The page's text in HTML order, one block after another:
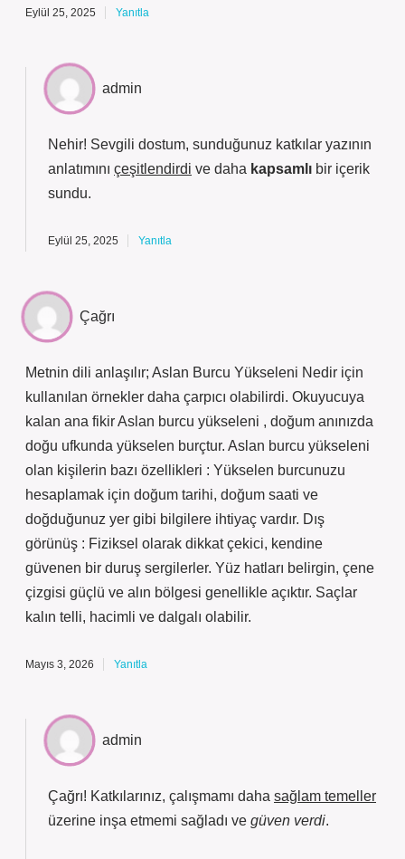
Eylül 25, 2025 Yanıtla
admin
Nehir! Sevgili dostum, sunduğunuz katkılar yazının
anlatımını çeşitlendirdi ve daha kapsamlı bir içerik
sundu.
Eylül 25, 2025 Yanıtla
Çağrı
Metnin dili anlaşılır; Aslan Burcu Yükseleni Nedir için
kullanılan örnekler daha çarpıcı olabilirdi. Okuyucuya
kalan ana fikir Aslan burcu yükseleni , doğum anınızda
doğu ufkunda yükselen burçtur. Aslan burcu yükseleni
olan kişilerin bazı özellikleri : Yükselen burcunuzu
hesaplamak için doğum tarihi, doğum saati ve
doğduğunuz yer gibi bilgilere ihtiyaç vardır. Dış
görünüş : Fiziksel olarak dikkat çekici, kendine
güvenen bir duruş sergilerler. Yüz hatları belirgin, çene
çizgisi güçlü ve alın bölgesi genellikle açıktır. Saçlar
kalın telli, hacimli ve dalgalı olabilir.
Mayıs 3, 2026 Yanıtla
admin
Çağrı! Katkılarınız, çalışmamı daha sağlam temeller
üzerine inşa etmemi sağladı ve güven verdi.